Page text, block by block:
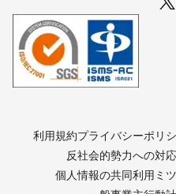
利用規約プライバシーポリ
反社会的勢力への対応
個人情報の共同利用 ミ